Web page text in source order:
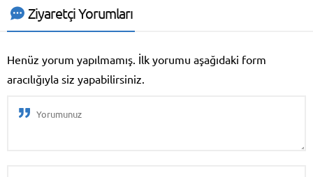
Ziyaretçi Yorumları
Henüz yorum yapılmamış. İlk yorumu aşağıdaki form
aracılığıyla siz yapabilirsiniz.